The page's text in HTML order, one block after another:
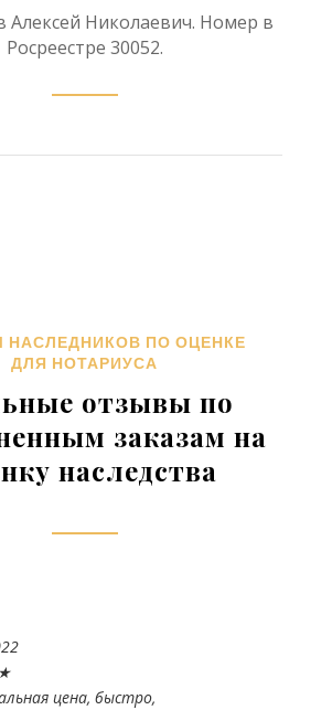
Алексей Николаевич. Номер в
Росреестре 30052.
ПО ОЦЕНКЕ
ДЛЯ НОТАРИУСА
отзывы по
заказам на
наследства
цена, быстро,